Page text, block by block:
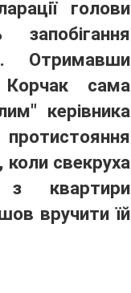
голови
Отримавши
сама
керівника
коли свекруха
квартири
вручити їй